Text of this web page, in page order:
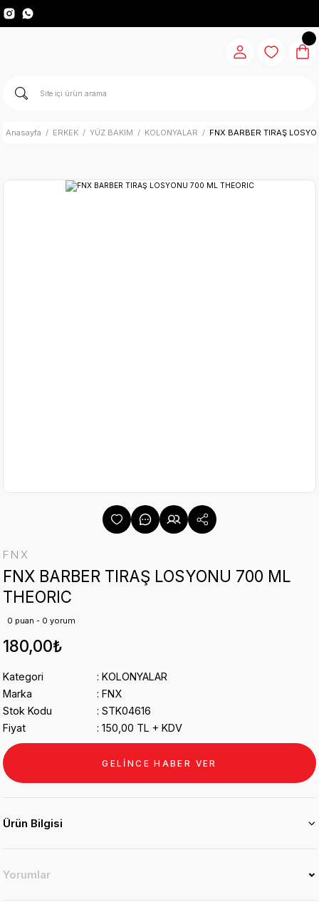
Anasayfa ERKEK YÜZ BAKIM KOLONYALAR FNX BARBER TIRAŞ
FNX
FNX BARBER TIRAŞ LOSYONU 700 ML
THEORIC
0 puan - 0 yorum
180,00₺
Kategori
KOLONYALAR
Marka
FNX
Stok Kodu
STK04616
Fiyat
150,00 TL + KDV
GELİNCE HABER VER
Ürün Bilgisi
Yorumlar